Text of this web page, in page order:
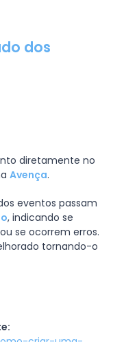
dos
diretamente no
Avença.
eventos passam
, indicando se
se ocorrem erros.
tornando-o